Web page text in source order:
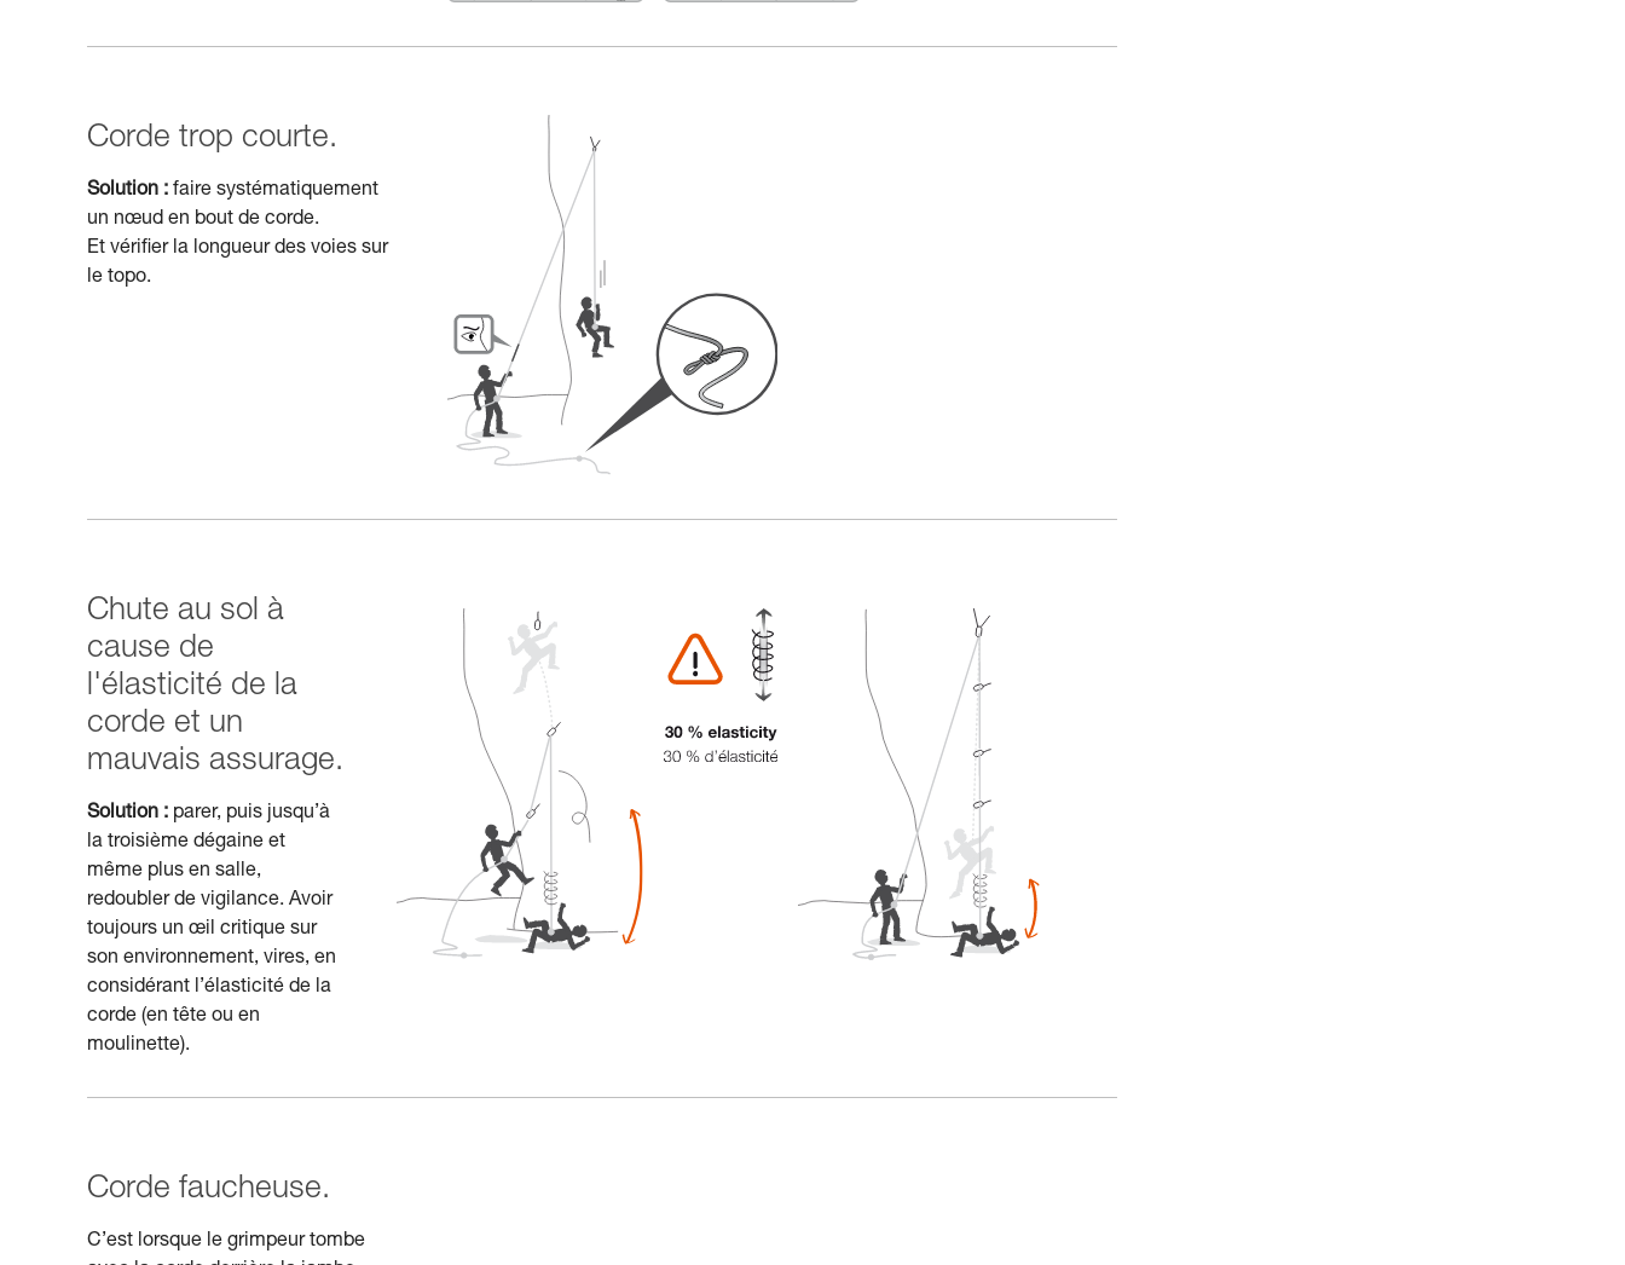
Corde trop courte.
Solution : faire systématiquement
un nœud en bout de corde.
Et vérifier la longueur des voies sur
le topo.
Chute au sol à
cause de
l'élasticité de la
corde et un
mauvais assurage.
Solution : parer, puis jusqu’à
la troisième dégaine et
même plus en salle,
redoubler de vigilance. Avoir
toujours un œil critique sur
son environnement, vires, en
considérant l’élasticité de la
corde (en tête ou en
moulinette).
Corde faucheuse.
C’est lorsque le grimpeur tombe